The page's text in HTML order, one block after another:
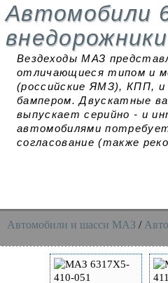
Автомобили
внедорожники
Вездеходы МАЗ
отличающиеся типом и
(российские ЯМЗ), КПП, и
бампером. Двускатные
выпускает серийно - и
автомобилями
согласование (также
Автомобили и шасси MAЗ /